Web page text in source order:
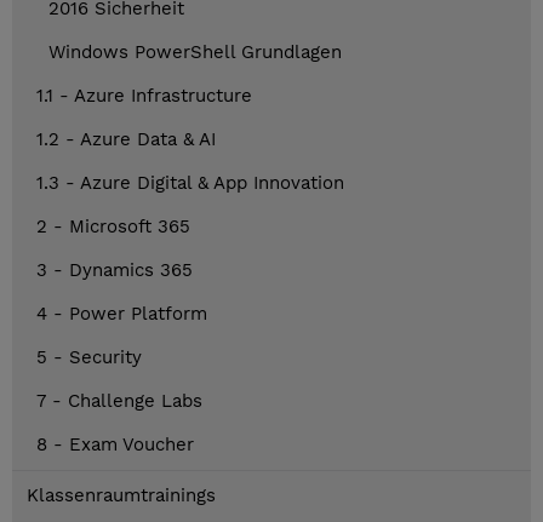
2016 Sicherheit
Windows PowerShell Grundlagen
1.1 - Azure Infrastructure
1.2 - Azure Data & AI
1.3 - Azure Digital & App Innovation
2 - Microsoft 365
3 - Dynamics 365
4 - Power Platform
5 - Security
7 - Challenge Labs
8 - Exam Voucher
Klassenraumtrainings